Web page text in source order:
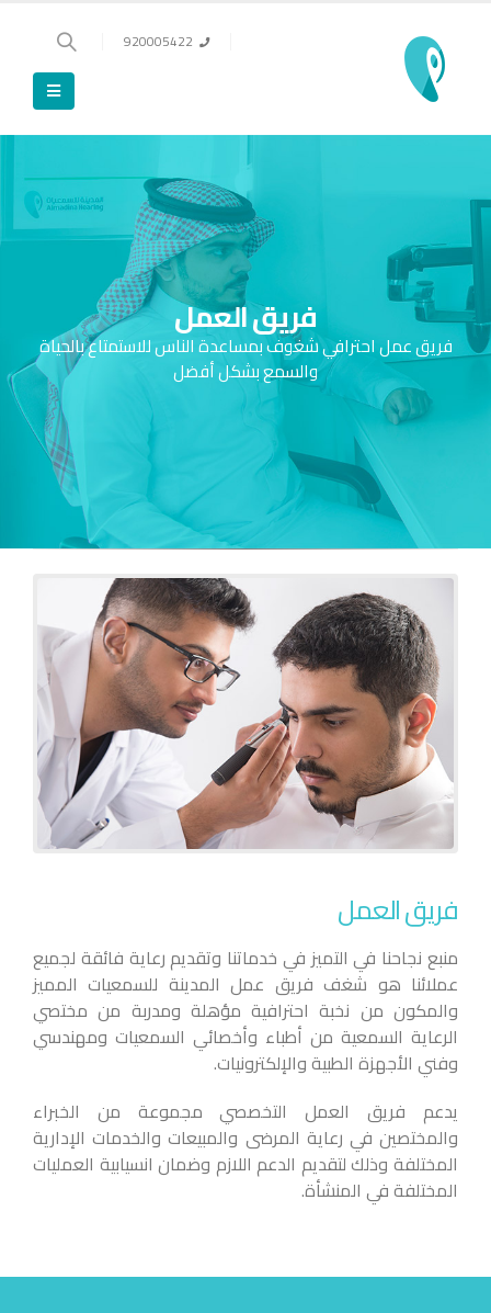
920005422
فريق العمل
فريق عمل احترافي شغوف بمساعدة الناس للاستمتاع بالحياة
والسمع بشكل أفضل
فريق العمل
منبع نجاحنا في التميز في خدماتنا وتقديم رعاية فائقة لجميع
عملائنا هو شغف فريق عمل المدينة للسمعيات المميز
والمكون من نخبة احترافية مؤهلة ومدربة من مختصي
الرعاية السمعية من أطباء وأخصائي السمعيات ومهندسي
وفني الأجهزة الطبية والإلكترونيات.
يدعم فريق العمل التخصصي مجموعة من الخبراء
والمختصين في رعاية المرضى والمبيعات والخدمات الإدارية
المختلفة وذلك لتقديم الدعم اللازم وضمان انسيابية العمليات
المختلفة في المنشأة.